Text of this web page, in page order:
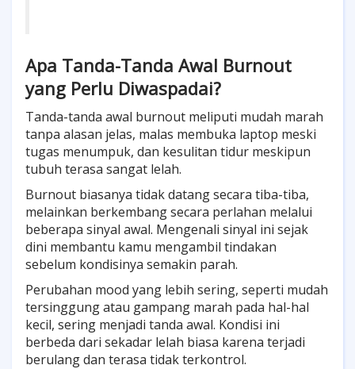
Apa Tanda-Tanda Awal Burnout
yang Perlu Diwaspadai?
Tanda-tanda awal burnout meliputi mudah marah
tanpa alasan jelas, malas membuka laptop meski
tugas menumpuk, dan kesulitan tidur meskipun
tubuh terasa sangat lelah.
Burnout biasanya tidak datang secara tiba-tiba,
melainkan berkembang secara perlahan melalui
beberapa sinyal awal. Mengenali sinyal ini sejak
dini membantu kamu mengambil tindakan
sebelum kondisinya semakin parah.
Perubahan mood yang lebih sering, seperti mudah
tersinggung atau gampang marah pada hal-hal
kecil, sering menjadi tanda awal. Kondisi ini
berbeda dari sekadar lelah biasa karena terjadi
berulang dan terasa tidak terkontrol.